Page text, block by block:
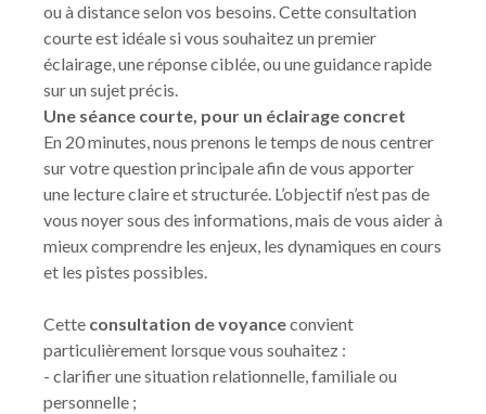
ou à distance selon vos besoins. Cette consultation
courte est idéale si vous souhaitez un premier
éclairage, une réponse ciblée, ou une guidance rapide
sur un sujet précis.
Une séance courte, pour un éclairage concret
En 20 minutes, nous prenons le temps de nous centrer
sur votre question principale afin de vous apporter
une lecture claire et structurée. L’objectif n’est pas de
vous noyer sous des informations, mais de vous aider à
mieux comprendre les enjeux, les dynamiques en cours
et les pistes possibles.
Cette consultation de voyanceconvient
particulièrement lorsque vous souhaitez :
- clarifier une situation relationnelle, familiale ou
personnelle ;